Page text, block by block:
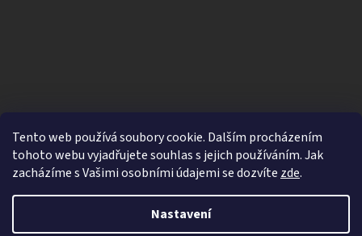
Tento web používá soubory cookie. Dalším procházením
tohoto webu vyjadřujete souhlas s jejich používáním. Jak
zacházíme s Vašimi osobními údajemi se dozvíte zde.
Nastavení
Vytvořil Shoptet
iDRINKS.cz. Všechna práva vyhrazena.